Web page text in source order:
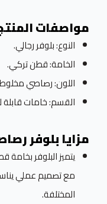
مواصفات
النوع: بلوفر رجالي.
الخامة: قطن تركي.
اللون: رصاصي
القسم: خامات قابلة
مزايا بلوفر
يتميز البلوفر بخامة
مع تصميم عملي
المختلفة.